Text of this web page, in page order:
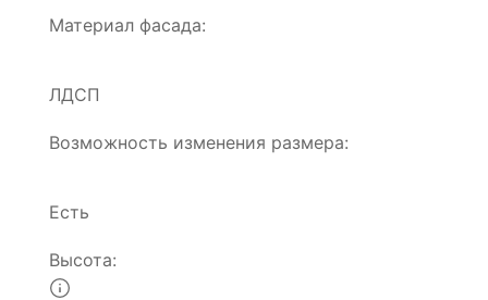
Материал фасада:
ЛДСП
Возможность изменения размера:
Есть
Высота: